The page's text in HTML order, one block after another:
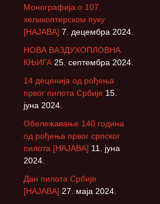
Монографија о 107.
хеликоптерском пуку
[НАЈАВА] 7. децембра 2024.
НОВА ВАЗДУХОПЛОВНА
КЊИГА 25. септембра 2024.
14 деценија од рођења
првог пилота Србије 15.
јуна 2024.
Обележавање 140 година
од рођења првог српског
пилота [НАЈАВА] 11. јуна
2024.
Дан пилота Србије
[НАЈАВА] 27. маја 2024.